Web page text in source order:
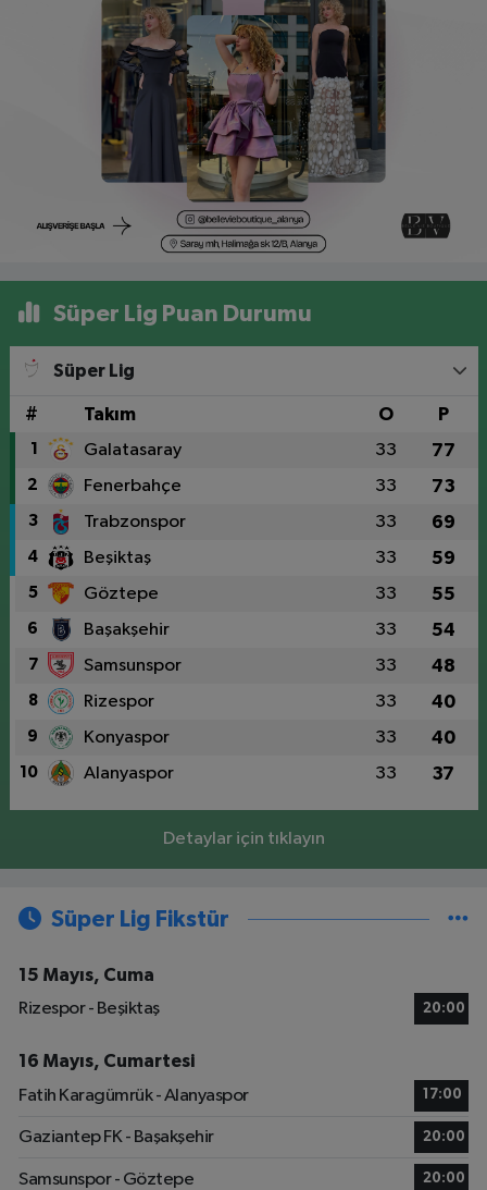
Süper Lig Puan Durumu
Süper Lig
# Takım O P
1 Galatasaray 33 77
2 Fenerbahçe 33 73
3 Trabzonspor 33 69
4 Beşiktaş 33 59
5 Göztepe 33 55
6 Başakşehir 33 54
7 Samsunspor 33 48
8 Rizespor 33 40
9 Konyaspor 33 40
10 Alanyaspor 33 37
Detaylar için tıklayın
Süper Lig Fikstür
15 Mayıs, Cuma
Rizespor - Beşiktaş
20:00
16 Mayıs, Cumartesi
Fatih Karagümrük - Alanyaspor
17:00
Gaziantep FK - Başakşehir 20:00
Samsunspor - Göztepe 20:00